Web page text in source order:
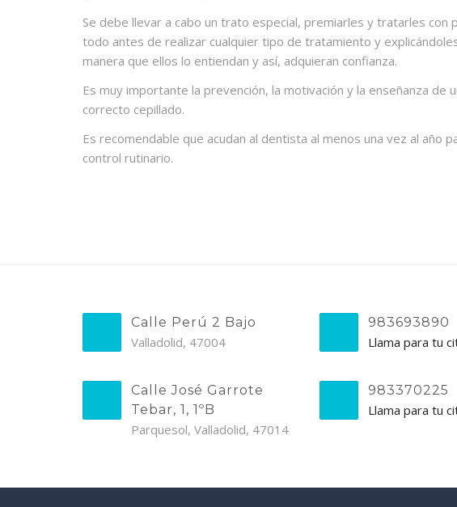
Se debe llevar a cabo un trato especial, premiarles y tratarles con
todo antes de realizar cualquier tipo de tratamiento y
manera que ellos lo entiendan y así, adquieran confianza.
Es muy importante la prevención, la motivación y la enseñanza de
correcto cepillado.
Es recomendable que acudan al dentista al menos una vez al año
control rutinario.
Calle Perú 2 Bajo
Valladolid, 47004
983693890
Llama para tu
Calle José Garrote
Tebar, 1, 1ºB
Parquesol, Valladolid, 47014
983370225
Llama para tu